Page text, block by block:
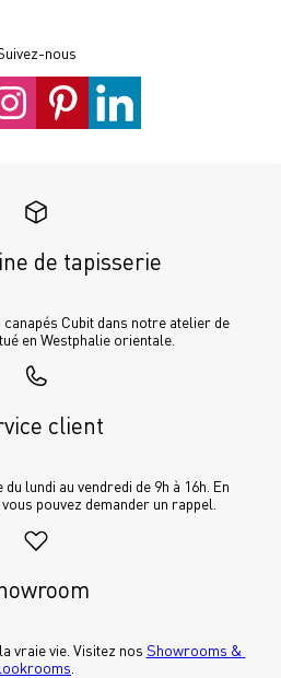
nous
de tapisserie
Cubit dans notre atelier de
en Westphalie orientale.
client
lundi au vendredi de 9h à 16h. En
pouvez demander un rappel.
vraie vie. Visitez nos Showrooms &
lookrooms